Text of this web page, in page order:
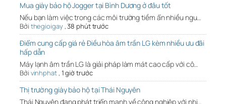
Mua giày bảo hộ Jogger tại Bình Dương ở đâu tốt
Nếu bạn làm việc trong các môi trường tiềm ẩn nhiều ngu…
Bởi thegioigay,38 phút trước
Điểm cung cấp giá rẻ Điều hòa âm trần LG kèm nhiều ưu đãi
hấp dẫn
Máy lạnh âm trần LG là giải pháp làm mát cao cấp với cô…
Bởi vinhphat, 1 giờ trước
Thị trường giày bảo hộ tại Thái Nguyên
Thái Nguyên đang phát triển mạnh về công nghiệp với nhi…